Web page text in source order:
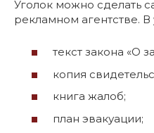
Уголок можно сделать
рекламном агентстве.
текст закона «О
копия
книга жалоб;
план эвакуации;